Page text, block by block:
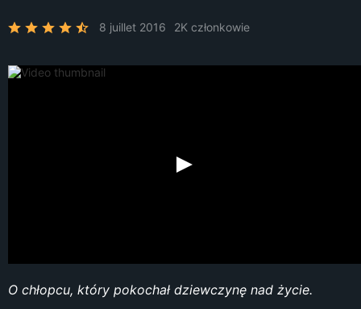
8 juillet 2016 2K członkowie
O chłopcu, który pokochał dziewczynę nad życie.